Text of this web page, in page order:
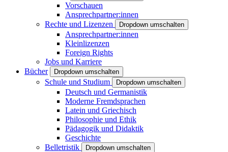
Vorschauen
Ansprechpartner:innen
Rechte und Lizenzen
Dropdown umschalten
Ansprechpartner:innen
Kleinlizenzen
Foreign Rights
Jobs und Karriere
Bücher
Dropdown umschalten
Schule und Studium Dropdown umschalten
Deutsch und Germanistik
Moderne Fremdsprachen
Latein und Griechisch
Philosophie und Ethik
Pädagogik und Didaktik
Geschichte
Belletristik
Dropdown umschalten